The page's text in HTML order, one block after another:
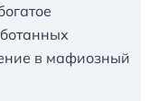
в мафиозный